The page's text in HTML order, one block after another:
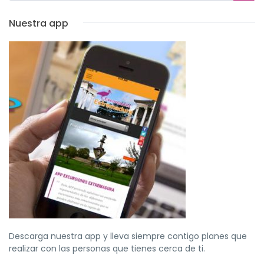
Nuestra app
Descarga nuestra app y lleva siempre contigo planes que
realizar con las personas que tienes cerca de ti.